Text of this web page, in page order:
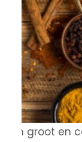
een groot en